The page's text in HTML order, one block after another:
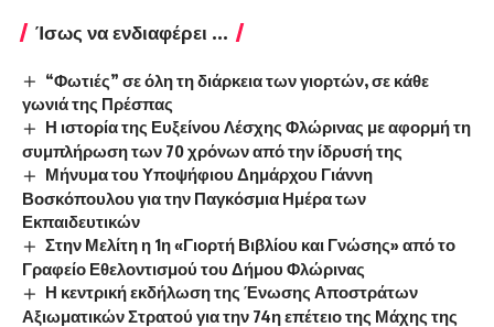
Ίσως να ενδιαφέρει ...
“Φωτιές” σε όλη τη διάρκεια των γιορτών, σε κάθε
γωνιά της Πρέσπας
Η ιστορία της Ευξείνου Λέσχης Φλώρινας με αφορμή τη
συμπλήρωση των 70 χρόνων από την ίδρυσή της
Μήνυμα του Υποψήφιου Δημάρχου Γιάννη
Βοσκόπουλου για την Παγκόσμια Ημέρα των
Εκπαιδευτικών
Στην Μελίτη η 1η «Γιορτή Βιβλίου και Γνώσης» από το
Γραφείο Εθελοντισμού του Δήμου Φλώρινας
Η κεντρική εκδήλωση της Ένωσης Αποστράτων
Αξιωματικών Στρατού για την 74η επέτειο της Μάχης της